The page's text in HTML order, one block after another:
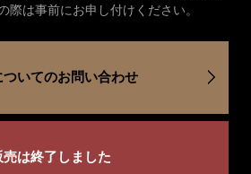
際は事前にお申し付けください。
ついてのお問い合わせ
売は終了しました